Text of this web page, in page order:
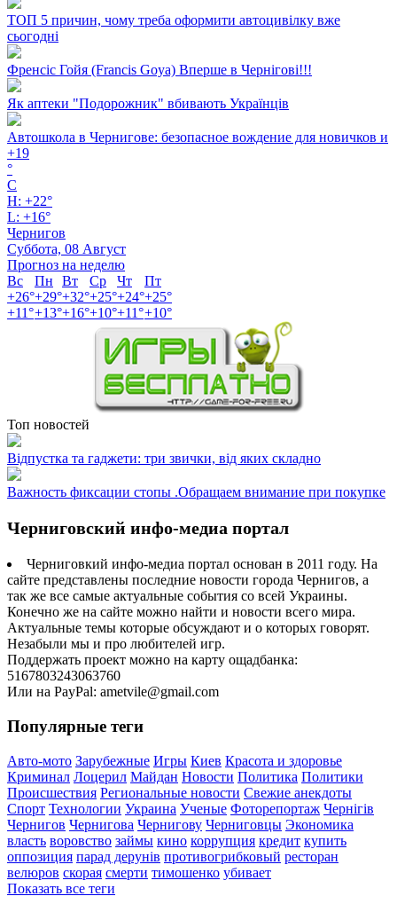
ТОП 5 причин, чому треба оформити автоцивілку вже
сьогодні
Френсіс Гойя (Francis Goya) Вперше в Чернігові!!!
Як аптеки "Подорожник" вбивають Українців
Автошкола в Чернигове: безопасное вождение для новичков и
+19
°
C
H: +22°
L: +16°
Чернигов
Суббота, 08 Август
Прогноз на неделю
Вс
Пн Вт Ср Чт
Пт
+26°+29°+32°+25°+24°+25°
+11°+13°+16°+10°+11°+10°
Топ новостей
Відпустка та гаджети: три звички, від яких складно
Важность фиксации стопы .Обращаем внимание при покупке
Черниговский инфо-медиа портал
Черниговкий инфо-медиа портал основан в 2011 году. На
сайте представлены последние новости города Чернигов, а
так же все самые актуальные события со всей Украины.
Конечно же на сайте можно найти и новости всего мира.
Актуальные темы которые обсуждают и о которых говорят.
Незабыли мы и про любителей игр.
Поддержать проект можно на карту ощадбанка:
5167803243063760
Или на PayPal: ametvile@gmail.com
Популярные теги
Авто-мото Зарубежные Игры Киев Красота и здоровье
Криминал Лоцерил Майдан Новости Политика Политики
Происшествия Региональные новости Свежие анекдоты
Спорт Технологии Украина Ученые Фоторепортаж Чернігів
Чернигов Чернигова Чернигову Черниговцы Экономика
власть воровство займы кино коррупция кредит купить
оппозиция парад дерунів противогрибковый ресторан
велюров скорая смерти тимошенко убивает
Показать все теги